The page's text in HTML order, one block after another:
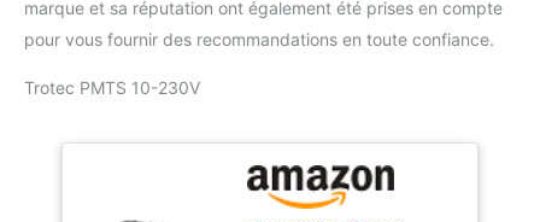
marque et sa réputation ont également été prises en compte
pour vous fournir des recommandations en toute confiance.
Trotec PMTS 10-230V